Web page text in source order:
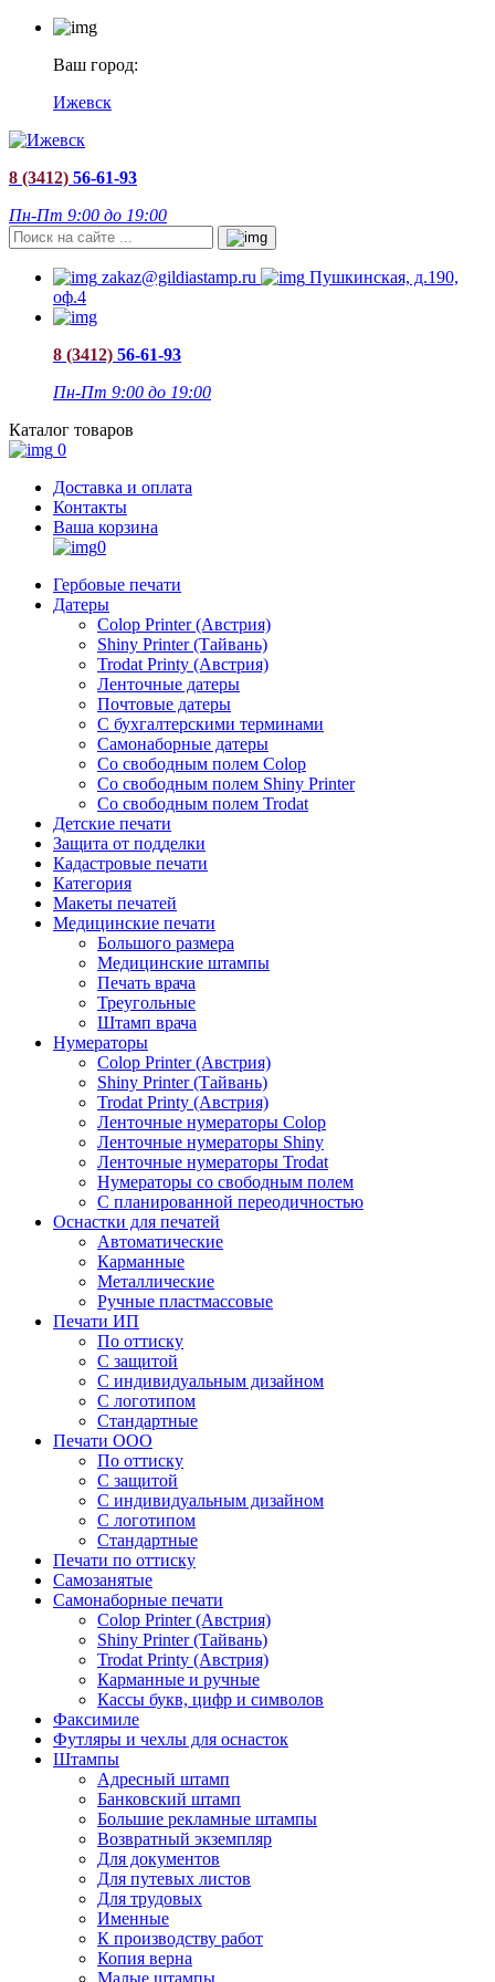
Ваш город:
Ижевск
8 (3412) 56-61-93
Пн-Пт 9:00 до 19:00
zakaz@gildiastamp.ru
Пушкинская, д.190,
оф.4
8 (3412) 56-61-93
Пн-Пт 9:00 до 19:00
Каталог товаров
0
Доставка и оплата
Контакты
Ваша корзина
0
Гербовые печати
Датеры
Colop Printer (Австрия)
Shiny Printer (Тайвань)
Trodat Printy (Австрия)
Ленточные датеры
Почтовые датеры
С бухгалтерскими терминами
Самонаборные датеры
Со свободным полем Colop
Со свободным полем Shiny Printer
Со свободным полем Trodat
Детские печати
Защита от подделки
Кадастровые печати
Категория
Макеты печатей
Медицинские печати
Большого размера
Медицинские штампы
Печать врача
Треугольные
Штамп врача
Нумераторы
Colop Printer (Австрия)
Shiny Printer (Тайвань)
Trodat Printy (Австрия)
Ленточные нумераторы Colop
Ленточные нумераторы Shiny
Ленточные нумераторы Trodat
Нумераторы со свободным полем
С планированной переодичностью
Оснастки для печатей
Автоматические
Карманные
Металлические
Ручные пластмассовые
Печати ИП
По оттиску
С защитой
С индивидуальным дизайном
С логотипом
Стандартные
Печати ООО
По оттиску
С защитой
С индивидуальным дизайном
С логотипом
Стандартные
Печати по оттиску
Самозанятые
Самонаборные печати
Colop Printer (Австрия)
Shiny Printer (Тайвань)
Trodat Printy (Австрия)
Карманные и ручные
Кассы букв, цифр и символов
Факсимиле
Футляры и чехлы для оснасток
Штампы
Адресный штамп
Банковский штамп
Большие рекламные штампы
Возвратный экземпляр
Для документов
Для путевых листов
Для трудовых
Именные
К производству работ
Копия верна
Малые штампы